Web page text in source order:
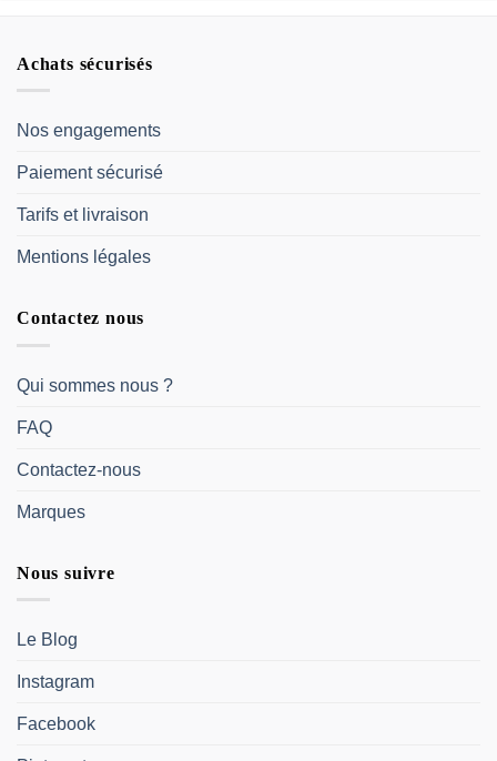
Achats sécurisés
Nos engagements
Paiement sécurisé
Tarifs et livraison
Mentions légales
Contactez nous
Qui sommes nous ?
FAQ
Contactez-nous
Marques
Nous suivre
Le Blog
Instagram
Facebook